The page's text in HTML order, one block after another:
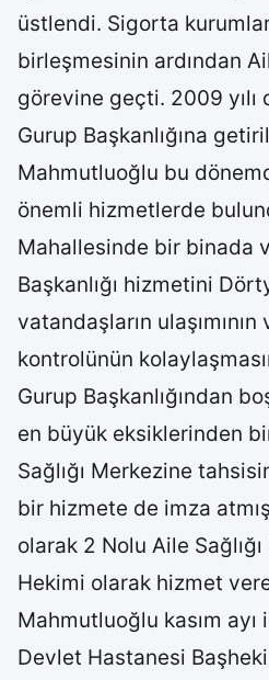
üstlendi. Sigorta
birleşmesinin ardından
görevine geçti. 2009 yılı
Gurup Başkanlığına
Mahmutluoğlu bu
önemli hizmetlerde
Mahallesinde bir binada
Başkanlığı hizmetini
vatandaşların
kontrolünün
Gurup Başkanlığından
en büyük eksiklerinden
Sağlığı Merkezine
bir hizmete de imza
olarak 2 Nolu Aile
Hekimi olarak hizmet
Mahmutluoğlu kasım ayı
Devlet Hastanesi